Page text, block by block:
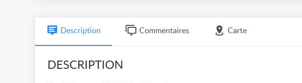
Description Commentaires Carte
DESCRIPTION